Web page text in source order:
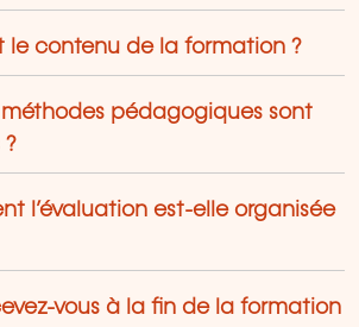
le contenu de la formation ?
méthodes pédagogiques sont
?
l’évaluation est-elle organisée
vous à la fin de la formation